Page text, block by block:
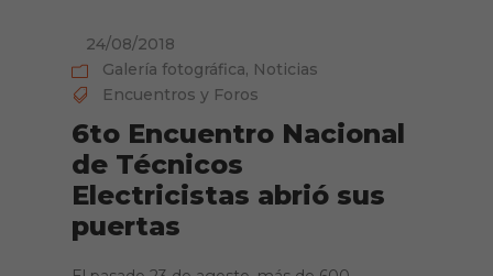
24/08/2018
Galería fotográfica, Noticias
Encuentros y Foros
6to Encuentro Nacional
de Técnicos
Electricistas abrió sus
puertas